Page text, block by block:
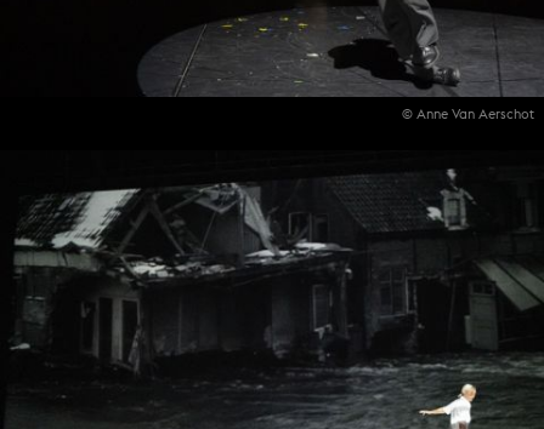
© Anne Van Aerschot